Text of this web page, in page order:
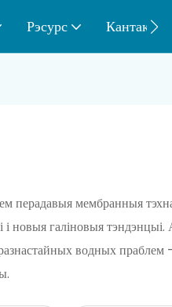
Рэсурс Кантакт
перадавыя мембранныя
новыя галіновыя
водных